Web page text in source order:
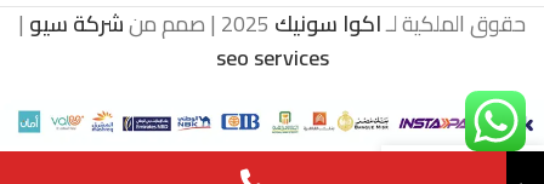
حقوق الملكية لـاكوا سونيك شركة سيو |
seo services